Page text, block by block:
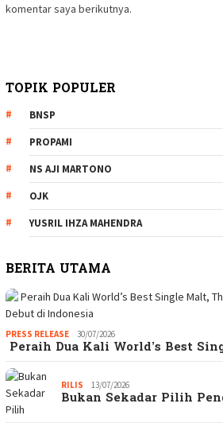
komentar saya berikutnya.
TOPIK POPULER
BNSP
PROPAMI
NS AJI MARTONO
OJK
YUSRIL IHZA MAHENDRA
BERITA UTAMA
PRESS RELEASE 30/07/2026
Peraih Dua Kali World’s Best
RILIS 13/07/2026
Bukan Sekadar Pilih